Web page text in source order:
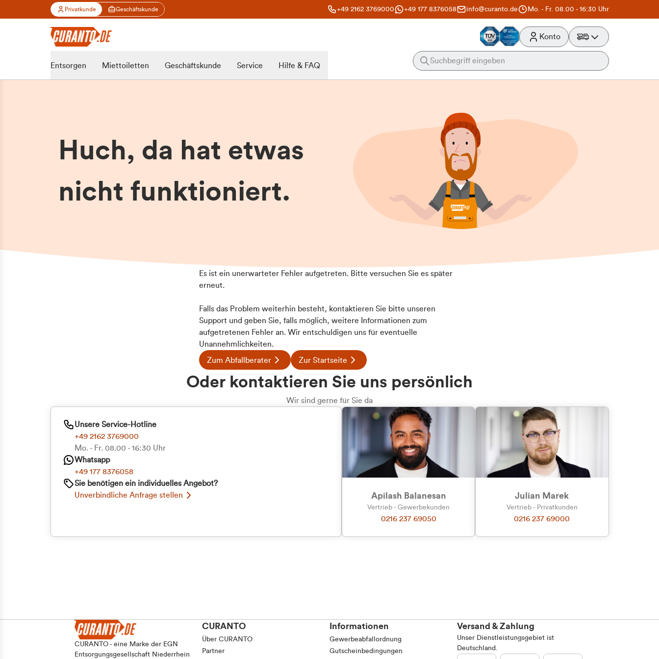
Privatkunde Geschäftskunde +49 2162 3769000 +49 177 8376058 info@curanto.de Mo. - Fr. 08.00 - 16:30 Uhr
Zu welcher
Kundengruppe
Konto
Entsorgen Miettoiletten Geschäftskunde Service Hilfe & FAQ
Huch, da hat etwas
nicht funktioniert.
Es ist ein unerwarteter Fehler aufgetreten. Bitte versuchen Sie es später
erneut.
Falls das Problem weiterhin besteht, kontaktieren Sie bitte unseren
Support und geben Sie, falls möglich, weitere Informationen zum
aufgetretenen Fehler an. Wir entschuldigen uns für eventuelle
Unannehmlichkeiten.
Zum Abfallberater Zur Startseite
Oder kontaktieren Sie uns persönlich
Wir sind gerne für Sie da
Unsere Service-Hotline
+49 2162 3769000
Mo. - Fr. 08.00 - 16:30 Uhr
Whatsapp
+49 177 8376058
Sie benötigen ein individuelles Angebot?
Unverbindliche Anfrage stellen
Apilash Balanesan
Vertrieb - Gewerbekunden
0216 237 69050
Julian Marek
Vertrieb - Privatkunden
0216 237 69000
CURANTO - eine Marke der EGN
Entsorgungsgesellschaft Niederrhein
CURANTO
Über CURANTO
Partner
Informationen
Gewerbeabfallordnung
Gutscheinbedingungen
Versand & Zahlung
Unser Dienstleistungsgebiet ist
Deutschland.